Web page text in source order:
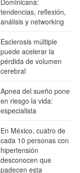
tendencias, reflexión,
análisis y networking
Esclerosis múltiple
puede acelerar la
pérdida de volumen
cerebral
Apnea del sueño pone
en riesgo la vida:
especialista
En México, cuatro de
cada 10 personas con
hipertensión
desconocen que
padecen esta